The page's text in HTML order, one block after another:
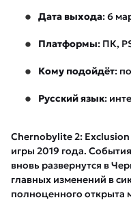
Дата выхода: 6
Платформы: ПК,
Кому подойдёт:
Русский язык:
Chernobylite 2:
игры 2019 года.
вновь развернутся в
главных изменений в
полноценного открыта